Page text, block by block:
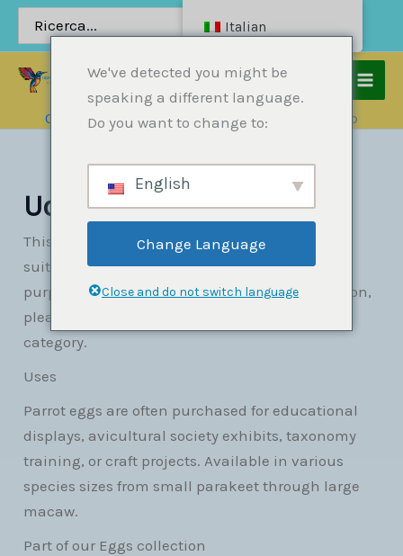
Vai
per:
Casa Prodotti Uova Uova di pappagallo
Uova di pappagallo
This category covers general parrot eggs —
suitable for decorative, educational, or craft
purposes. For fertile eggs intended for incubation,
please see our separate
category.
Uses
Parrot eggs are often purchased for educational
displays, avicultural society exhibits, taxonomy
training, or craft projects. Available in various
species sizes from small parakeet through large
macaw.
Part of our Eggs collection
Italian
We've detected you might be
speaking a different language.
Do you want to change to:
English
Change Language
Close and do not switch language